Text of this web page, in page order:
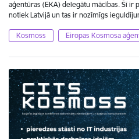
aģentūras (EKA) delegātu mācības. Šī ir
notiek Latvijā un tas ir nozīmīgs
Kosmoss Eiropas Kosmosa